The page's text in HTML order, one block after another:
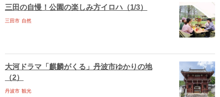
三田の自慢！公園の楽しみ方イロハ（1/3）
三田市 自然
大河ドラマ「麒麟がくる」丹波市ゆかりの地
（2）
丹波市 観光